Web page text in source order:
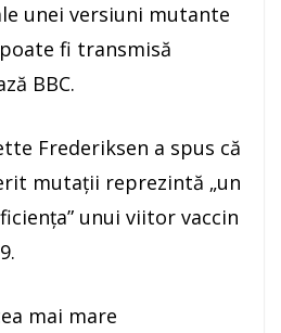
unei versiuni mutante
poate fi transmisă
BBC.
Frederiksen a spus că
mutaţii reprezintă „un
unui viitor vaccin
mai mare